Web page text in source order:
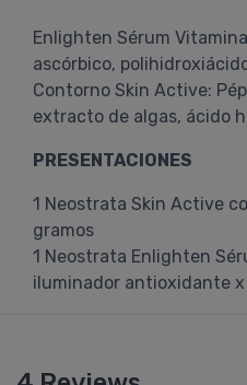
Enlighten Sérum
ascórbico,
Contorno Skin Active:
extracto de algas, ácido
PRESENTACIONES
1 Neostrata Skin Active
gramos
1 Neostrata Enlighten
iluminador antioxidante x